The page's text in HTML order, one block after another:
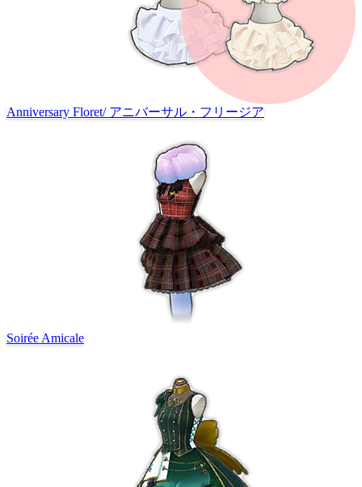
Anniversary Floret/ アニバーサル・フリージア
Soirée Amicale